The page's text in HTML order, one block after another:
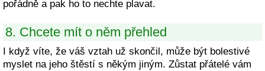
pořádně a pak ho to nechte plavat.
8. Chcete mít o něm přehled
I když víte, že váš vztah už skončil, může být bolestivé
myslet na jeho štěstí s někým jiným. Zůstat přátelé vám